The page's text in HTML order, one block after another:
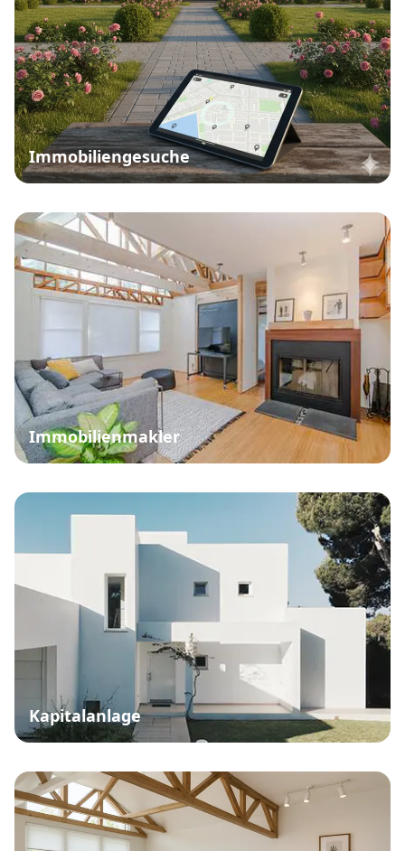
Immobiliengesuche
Immobilienmakler
Kapitalanlage